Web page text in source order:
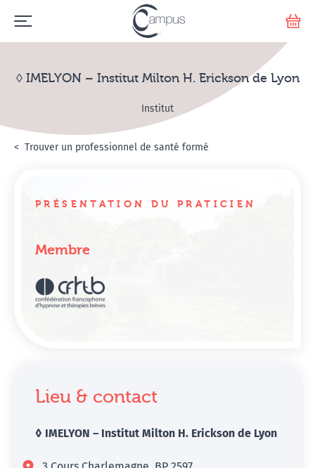
◊ IMELYON – Institut Milton H. Erickson de Lyon
Institut
Accueil
Annuaire Hypnosanté
Trouver un professionnel de santé formé
PRÉSENTATION DU PRATICIEN
Membre
Lieu & contact
◊ IMELYON – Institut Milton H. Erickson de Lyon